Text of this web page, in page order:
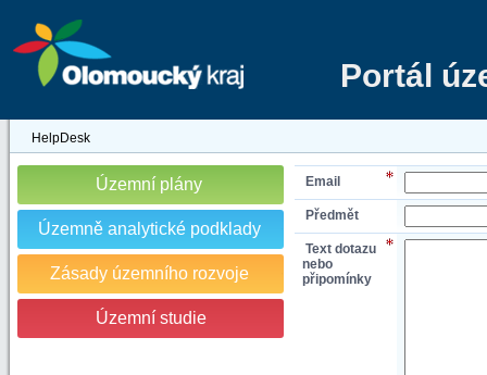
Portál
HelpDesk
Územní plány
Územně analytické podklady
Zásady územního rozvoje
Územní studie
Email
Předmět
Text dotazu
nebo
připomínky